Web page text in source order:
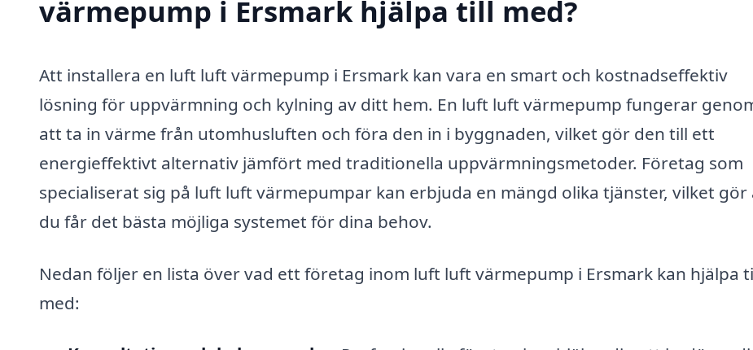
värmepump i Ersmark hjälpa till med?
Att installera en luft luft värmepump i Ersmark kan vara en smart och kostnadseffektiv
lösning för uppvärmning och kylning av ditt hem. En luft luft värmepump fungerar
att ta in värme från utomhusluften och föra den in i byggnaden, vilket gör den till ett
energieffektivt alternativ jämfört med traditionella uppvärmningsmetoder. Företag som
specialiserat sig på luft luft värmepumpar kan erbjuda en mängd olika tjänster, vilket gör
du får det bästa möjliga systemet för dina behov.
Nedan följer en lista över vad ett företag inom luft luft värmepump i Ersmark kan hjälpa
med: